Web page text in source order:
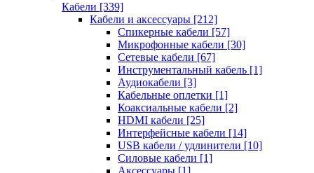
Кабели [339]
Кабели и аксессуары [212]
Спикерные кабели [57]
Микрофонные кабели [30]
Сетевые кабели [67]
Инструментальный кабель [1]
Аудиокабели [3]
Кабельные оплетки [1]
Коаксиальные кабели [2]
HDMI кабели [25]
Интерфейсные кабели [14]
USB кабели / удлинители [10]
Силовые кабели [1]
Аксессуары [1]